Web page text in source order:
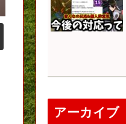
アーカイブ